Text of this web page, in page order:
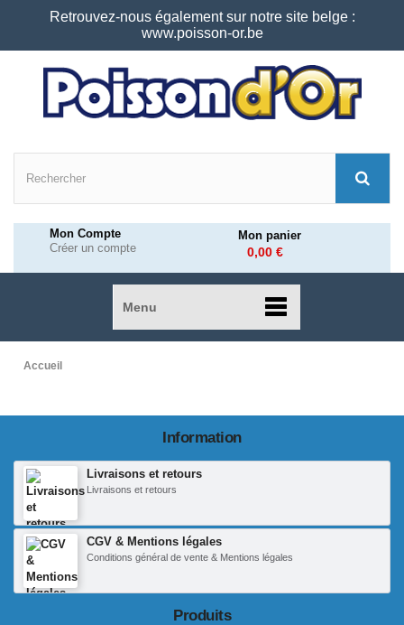
Retrouvez-nous également sur notre site belge :
www.poisson-or.be
Mon Compte
Créer un compte
Mon panier
0,00 €
Menu
Accueil
Information
Livraisons et retours
Livraisons et retours
CGV & Mentions légales
Conditions général de vente & Mentions légales
Produits